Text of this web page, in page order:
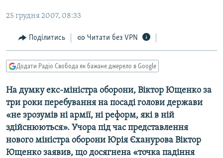
Перейти
пошуку
СУСПІЛЬСТВО
КУЛЬТУРА
СПОРТ
СВІТ
ДОНБАС.РЕАЛІЇ
КРИМ.РЕАЛІЇ
ТИ ЯК?
КИТАЙ.ВИКЛИКИ
МУЛЬТИМЕДІА
ФОТО
СПЕЦПРОЄКТИ
25 грудня 2007, 08:33
Поділитись Читати без VPN
Додати Радіо Свобода як бажане джерело в Google
На думку екс-міністра оборони, Віктор Ющенко за
три роки перебування на посаді голови держави
«не зрозумів ні армії, ні реформ, які в ній
здійснюються». Учора під час представлення
нового міністра оборони Юрія Єханурова Віктор
Ющенко заявив, що досягнена «точка падіння